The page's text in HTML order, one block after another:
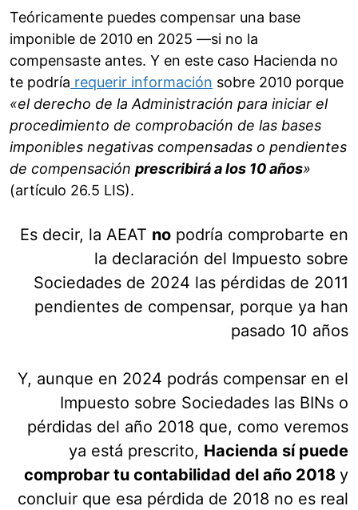
Teóricamente puedes compensar una base
imponible de 2010 en 2025 —si no la
compensaste antes. Y en este caso Hacienda no
te podría requerir información sobre 2010 porque
«el derecho de la Administración para iniciar el
procedimiento de comprobación de las bases
imponibles negativas compensadas o pendientes
de compensación prescribirá a los 10 años»
(artículo 26.5 LIS).
Es decir, la AEAT no podría comprobarte en
la declaración del Impuesto sobre
Sociedades de 2024 las pérdidas de 2011
pendientes de compensar, porque ya han
pasado 10 años
Y, aunque en 2024 podrás compensar en el
Impuesto sobre Sociedades las BINs o
pérdidas del año 2018 que, como veremos
ya está prescrito, Hacienda sí puede
comprobar tu contabilidad del año 2018 y
concluir que esa pérdida de 2018 no es real